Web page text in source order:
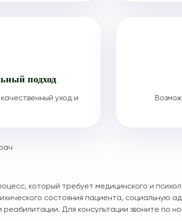
подход
уход и
который требует медицинского и
состояния пациента,
Для консультации звоните по